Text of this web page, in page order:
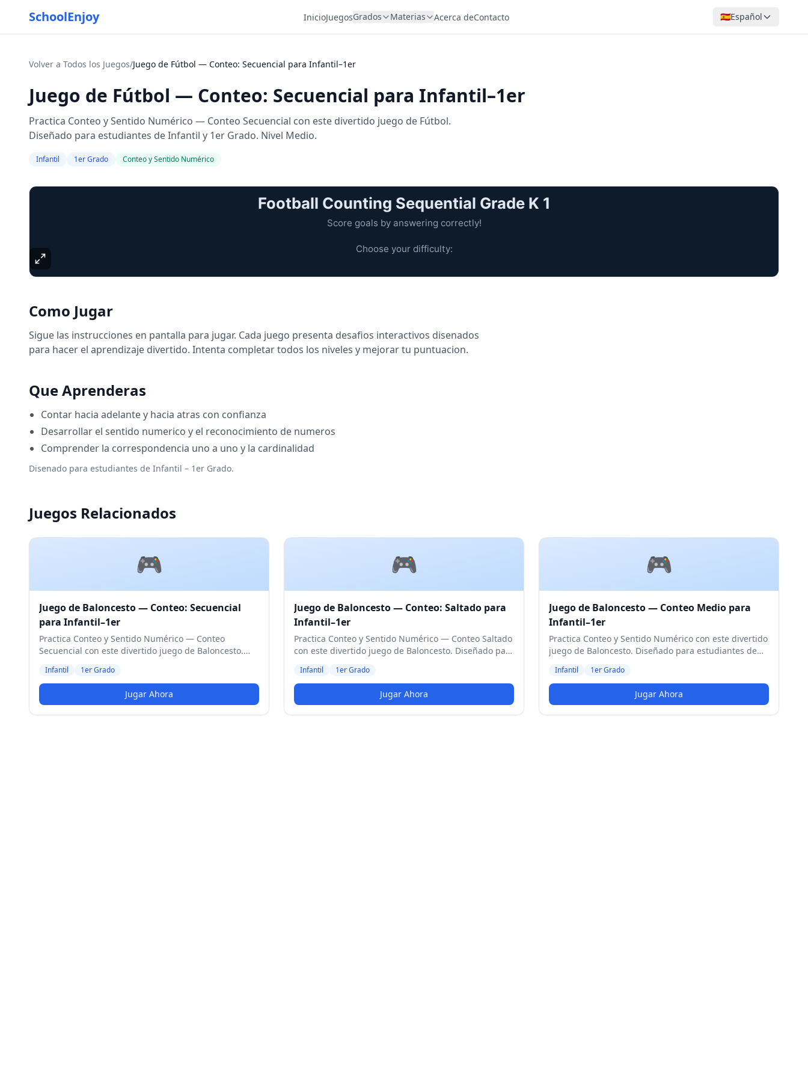
SchoolEnjoy InicioJuegosGrados Materias Acerca deContacto 🇪🇸Español
Volver a Todos los Juegos/Juego de Fútbol — Conteo: Secuencial para Infantil–1er
Juego de Fútbol — Conteo: Secuencial para Infantil–1er
Practica Conteo y Sentido Numérico — Conteo Secuencial con este divertido juego de Fútbol.
Diseñado para estudiantes de Infantil y 1er Grado. Nivel Medio.
Infantil 1er Grado Conteo y Sentido Numérico
Como Jugar
Sigue las instrucciones en pantalla para jugar. Cada juego presenta desafios interactivos disenados
para hacer el aprendizaje divertido. Intenta completar todos los niveles y mejorar tu puntuacion.
Que Aprenderas
Contar hacia adelante y hacia atras con confianza
Desarrollar el sentido numerico y el reconocimiento de numeros
Comprender la correspondencia uno a uno y la cardinalidad
Disenado para estudiantes de Infantil – 1er Grado.
Juegos Relacionados
🎮
Juego de Baloncesto — Conteo: Secuencial
para Infantil–1er
Practica Conteo y Sentido Numérico — Conteo
Secuencial con este divertido juego de Baloncesto.
Nivel Medio.
Infantil 1er Grado
Jugar Ahora
🎮
Juego de Baloncesto — Conteo: Saltado para
Infantil–1er
Practica Conteo y Sentido Numérico — Conteo Saltado
con este divertido juego de Baloncesto. Diseñado para
Infantil 1er Grado
Jugar Ahora
🎮
Juego de Baloncesto — Conteo Medio para
Infantil–1er
Practica Conteo y Sentido Numérico con este divertido
juego de Baloncesto. Diseñado para estudiantes de
Infantil 1er Grado
Jugar Ahora